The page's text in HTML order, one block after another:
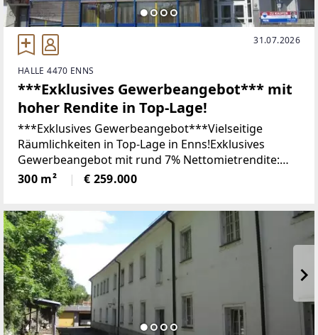
31.07.2026
HALLE 4470 ENNS
***Exklusives Gewerbeangebot*** mit
hoher Rendite in Top-Lage!
***Exklusives Gewerbeangebot***Vielseitige
Räumlichkeiten in Top-Lage in Enns!Exklusives
Gewerbeangebot mit rund 7% Nettomietrendite:
Tauchen Sie ein in die exklusive Gelegenheit,
Räumlichkeiten in erstklassiger Lage in Enns zu
300 m² € 259.000